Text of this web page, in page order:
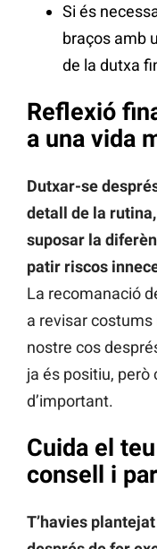
Si és
braços amb
de la dutxa
Reflexió
a una vida
Dutxar-se
detall de la
suposar la
patir riscos
La recomanació
a revisar
nostre cos
ja és positiu, però
d’important.
Cuida el
consell i
T’havies